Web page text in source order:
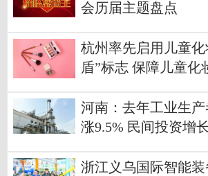
会历届主题盘点
杭州率先启用儿童化
盾”标志 保障儿童化
河南：去年工业生
涨9.5% 民间投资增
浙江义乌国际智能